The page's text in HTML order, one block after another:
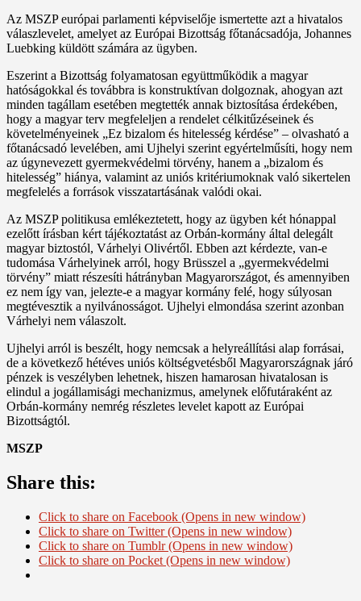
Az MSZP európai parlamenti képviselője ismertette azt a hivatalos
válaszlevelet, amelyet az Európai Bizottság főtanácsadója, Johannes
Luebking küldött számára az ügyben.
Eszerint a Bizottság folyamatosan együttműködik a magyar
hatóságokkal és továbbra is konstruktívan dolgoznak, ahogyan azt
minden tagállam esetében megtették annak biztosítása érdekében,
hogy a magyar terv megfeleljen a rendelet célkitűzéseinek és
követelményeinek „Ez bizalom és hitelesség kérdése” – olvasható a
főtanácsadó levelében, ami Ujhelyi szerint egyértelműsíti, hogy nem
az úgynevezett gyermekvédelmi törvény, hanem a „bizalom és
hitelesség” hiánya, valamint az uniós kritériumoknak való sikertelen
megfelelés a források visszatartásának valódi okai.
Az MSZP politikusa emlékeztetett, hogy az ügyben két hónappal
ezelőtt írásban kért tájékoztatást az Orbán-kormány által delegált
magyar biztostól, Várhelyi Olivértől. Ebben azt kérdezte, van-e
tudomása Várhelyinek arról, hogy Brüsszel a „gyermekvédelmi
törvény” miatt részesíti hátrányban Magyarországot, és amennyiben
ez nem így van, jelezte-e a magyar kormány felé, hogy súlyosan
megtévesztik a nyilvánosságot. Ujhelyi elmondása szerint azonban
Várhelyi nem válaszolt.
Ujhelyi arról is beszélt, hogy nemcsak a helyreállítási alap forrásai,
de a következő hétéves uniós költségvetésből Magyarországnak járó
pénzek is veszélyben lehetnek, hiszen hamarosan hivatalosan is
elindul a jogállamisági mechanizmus, amelynek előfutáraként az
Orbán-kormány nemrég részletes levelet kapott az Európai
Bizottságtól.
MSZP
Share this:
Click to share on Facebook (Opens in new window)
Click to share on Twitter (Opens in new window)
Click to share on Tumblr (Opens in new window)
Click to share on Pocket (Opens in new window)